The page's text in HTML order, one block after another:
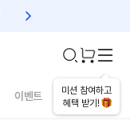
친구초대 1만원 리워드!
미션 참여하고
혜택 받기!
이벤트 건강매거진